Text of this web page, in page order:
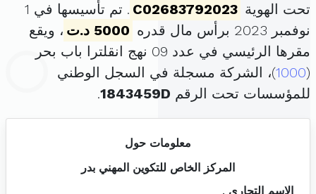
تحت الهوية C02683792023
. تم تأسيسها في 1
نوفمبر 2023 برأس مال قدره
5000 د.ت
، ويقع
مقرها الرئيسي في عدد 09 نهج انقلترا باب بحر
(
1000)، الشركة مسجلة في السجل الوطني
للمؤسسات تحت الرقم 1843459D
.
معلومات حول
المركز الخاص للتكوين المهني بدر
الإسم التجاري .